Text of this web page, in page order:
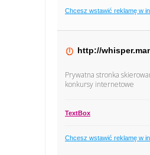
Chcesz wstawić reklamę w
http://
Prywatna stronka
konkursy internetowe
TextBox
Chcesz wstawić reklamę w